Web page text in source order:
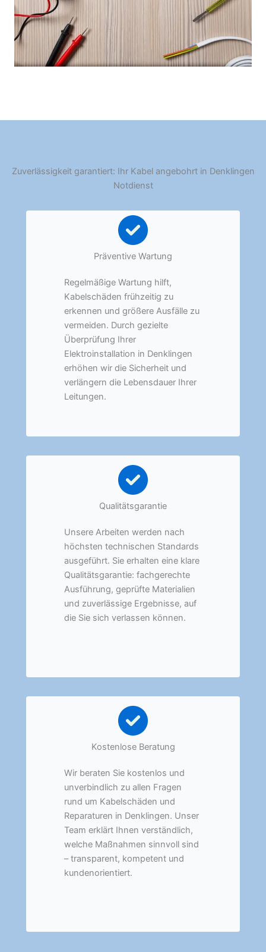
Zuverlässigkeit garantiert: Ihr Kabel angebohrt in Denklingen
Notdienst
Präventive Wartung
Regelmäßige Wartung hilft,
Kabelschäden frühzeitig zu
erkennen und größere Ausfälle zu
vermeiden. Durch gezielte
Überprüfung Ihrer
Elektroinstallation in Denklingen
erhöhen wir die Sicherheit und
verlängern die Lebensdauer Ihrer
Leitungen.
Qualitätsgarantie
Unsere Arbeiten werden nach
höchsten technischen Standards
ausgeführt. Sie erhalten eine klare
Qualitätsgarantie: fachgerechte
Ausführung, geprüfte Materialien
und zuverlässige Ergebnisse, auf
die Sie sich verlassen können.
Kostenlose Beratung
Wir beraten Sie kostenlos und
unverbindlich zu allen Fragen
rund um Kabelschäden und
Reparaturen in Denklingen. Unser
Team erklärt Ihnen verständlich,
welche Maßnahmen sinnvoll sind
– transparent, kompetent und
kundenorientiert.